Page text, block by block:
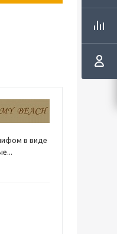
в виде